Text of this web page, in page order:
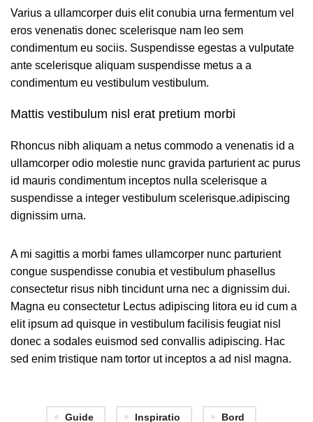
Varius a ullamcorper duis elit conubia urna fermentum vel
eros venenatis donec scelerisque nam leo sem
condimentum eu sociis. Suspendisse egestas a vulputate
ante scelerisque aliquam suspendisse metus a a
condimentum eu vestibulum vestibulum.
Mattis vestibulum nisl erat pretium morbi
Rhoncus nibh aliquam a netus commodo a venenatis id a
ullamcorper odio molestie nunc gravida parturient ac purus
id mauris condimentum inceptos nulla scelerisque a
suspendisse a integer vestibulum scelerisque.adipiscing
dignissim urna.
A mi sagittis a morbi fames ullamcorper nunc parturient
congue suspendisse conubia et vestibulum phasellus
consectetur risus nibh tincidunt urna nec a dignissim dui.
Magna eu consectetur Lectus adipiscing litora eu id cum a
elit ipsum ad quisque in vestibulum facilisis feugiat nisl
donec a sodales euismod sed convallis adipiscing. Hac
sed enim tristique nam tortor ut inceptos a ad nisl magna.
Guide Inspiratio Bord